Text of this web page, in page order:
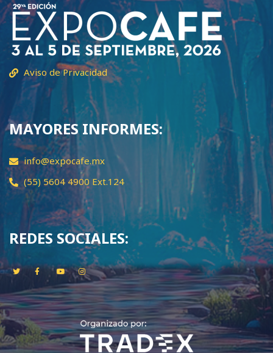
Aviso de Privacidad
MAYORES INFORMES:
info@expocafe.mx
(55) 5604 4900 Ext.124
REDES SOCIALES: